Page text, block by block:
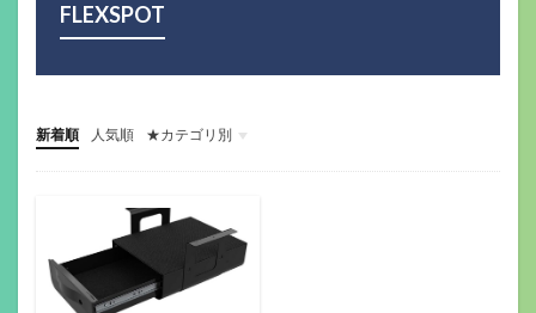
FLEXSPOT
新着順 人気順
★カテゴリ別
ゲーミングデバイス
ガジェット関係
その他(ガジェットや音楽）
音楽機材
マウス
キーボード
ヘッドセット
イヤホン
ゲーミングモニター
ヘッドホン
マイク
配信機材
ゲーミングパッド
ゲーミングチェア
サラウンドアンプ
マウスパッド
Webカメラ
スマートウォッチ
美容
フィットネス
ロボット掃除機
ボードゲーム